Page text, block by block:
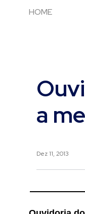
HOME
a
Dez 11, 2013